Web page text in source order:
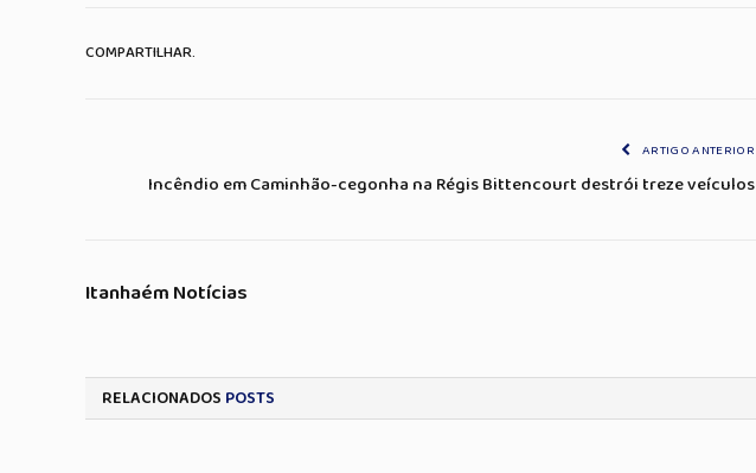
COMPARTILHAR.
ARTIGO ANTERIOR
Incêndio em Caminhão-cegonha na Régis Bittencourt destrói treze veículos
Itanhaém Notícias
RELACIONADOS POSTS